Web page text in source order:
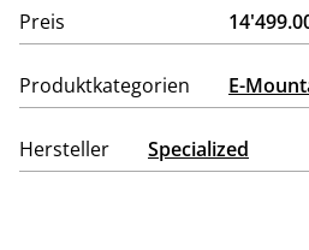
Preis
Produktkategorien E-
Hersteller Specialized